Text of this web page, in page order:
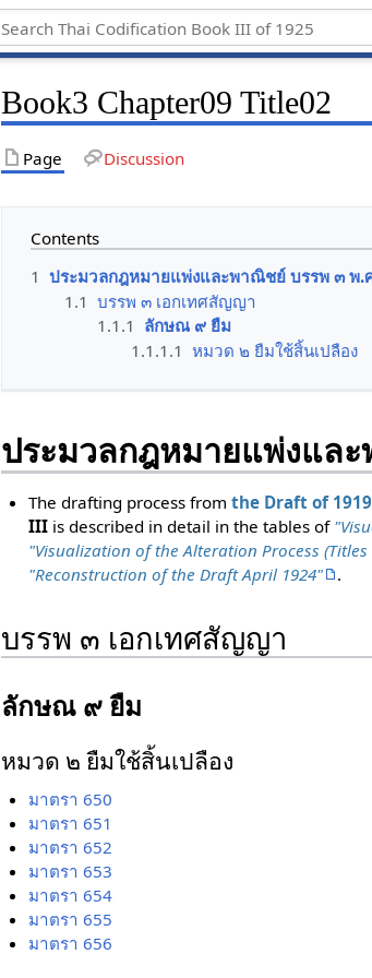
Book3 Chapter09 Title02
Page Discussion
Contents
1 ประมวลกฎหมายแพ่งและพาณิชย์ บรรพ ๓ พ.
1.1 บรรพ ๓ เอกเทศสัญญา
1.1.1 ลักษณ ๙ ยืม
1.1.1.1 หมวด ๒ ยืมใช้สิ้นเปลือง
ประมวลกฎหมายแพ่งแล
The drafting process from the Draft of 1919
IIIis described in detail in the tables of
"Visualization of the Alteration Process (Titles
"Reconstruction of the Draft April 1924"
.
บรรพ ๓ เอกเทศสัญญา
ลักษณ ๙ ยืม
หมวด ๒ ยืมใช้สิ้นเปลือง
มาตรา 650
มาตรา 651
มาตรา 652
มาตรา 653
มาตรา 654
มาตรา 655
มาตรา 656